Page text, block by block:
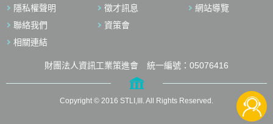
隱私權聲明 徵才訊息
網站導覽
聯絡我們
資策會
相關連結
財團法人資訊工業策進會 統一編號：05076416
Copyright © 2016 STLI,III. All Rights Reserved.